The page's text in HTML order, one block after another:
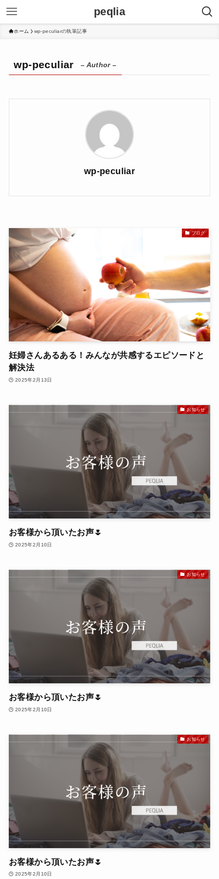
peqlia
ホーム wp-peculiarの執筆記事
wp-peculiar – Author –
wp-peculiar
ブログ
妊婦さんあるある！みんなが共感するエピソードと
解決法
2025年2月13日
お知らせ
お客様から頂いたお声🌷
2025年2月10日
お知らせ
お客様から頂いたお声🌷
2025年2月10日
お知らせ
お客様から頂いたお声🌷
2025年2月10日